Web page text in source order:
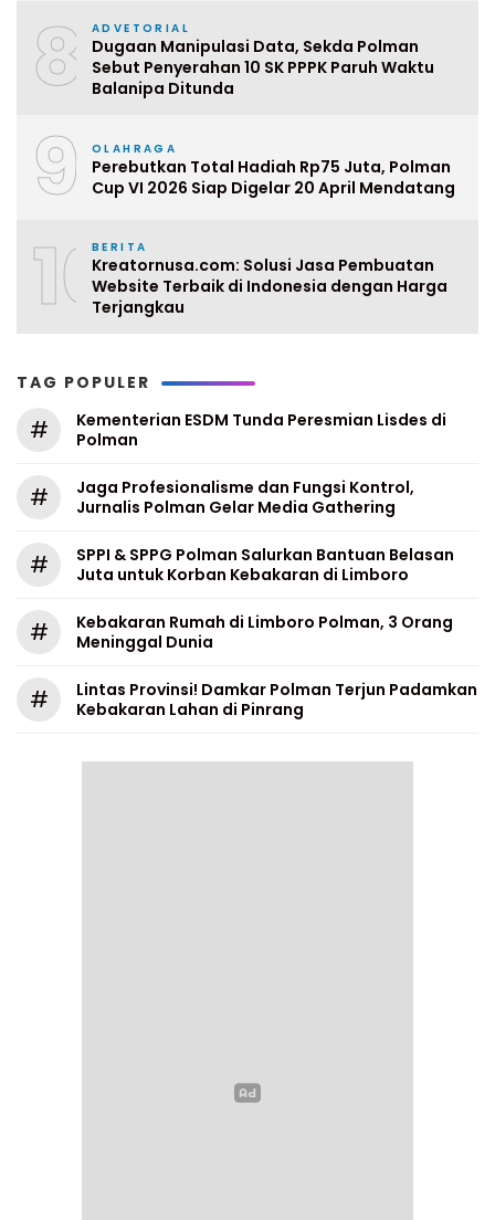
8 ADVETORIAL
Dugaan Manipulasi Data, Sekda Polman
Sebut Penyerahan 10 SK PPPK Paruh Waktu
Balanipa Ditunda
9 OLAHRAGA
Perebutkan Total Hadiah Rp75 Juta, Polman
Cup VI 2026 Siap Digelar 20 April Mendatang
10BERITA
Kreatornusa.com: Solusi Jasa Pembuatan
Website Terbaik di Indonesia dengan Harga
Terjangkau
TAG POPULER
#
Kementerian ESDM Tunda Peresmian Lisdes di
Polman
#
Jaga Profesionalisme dan Fungsi Kontrol,
Jurnalis Polman Gelar Media Gathering
#
SPPI & SPPG Polman Salurkan Bantuan Belasan
Juta untuk Korban Kebakaran di Limboro
#
Kebakaran Rumah di Limboro Polman, 3 Orang
Meninggal Dunia
#
Lintas Provinsi! Damkar Polman Terjun Padamkan
Kebakaran Lahan di Pinrang